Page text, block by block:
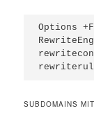
Options
SUBDOMAINS